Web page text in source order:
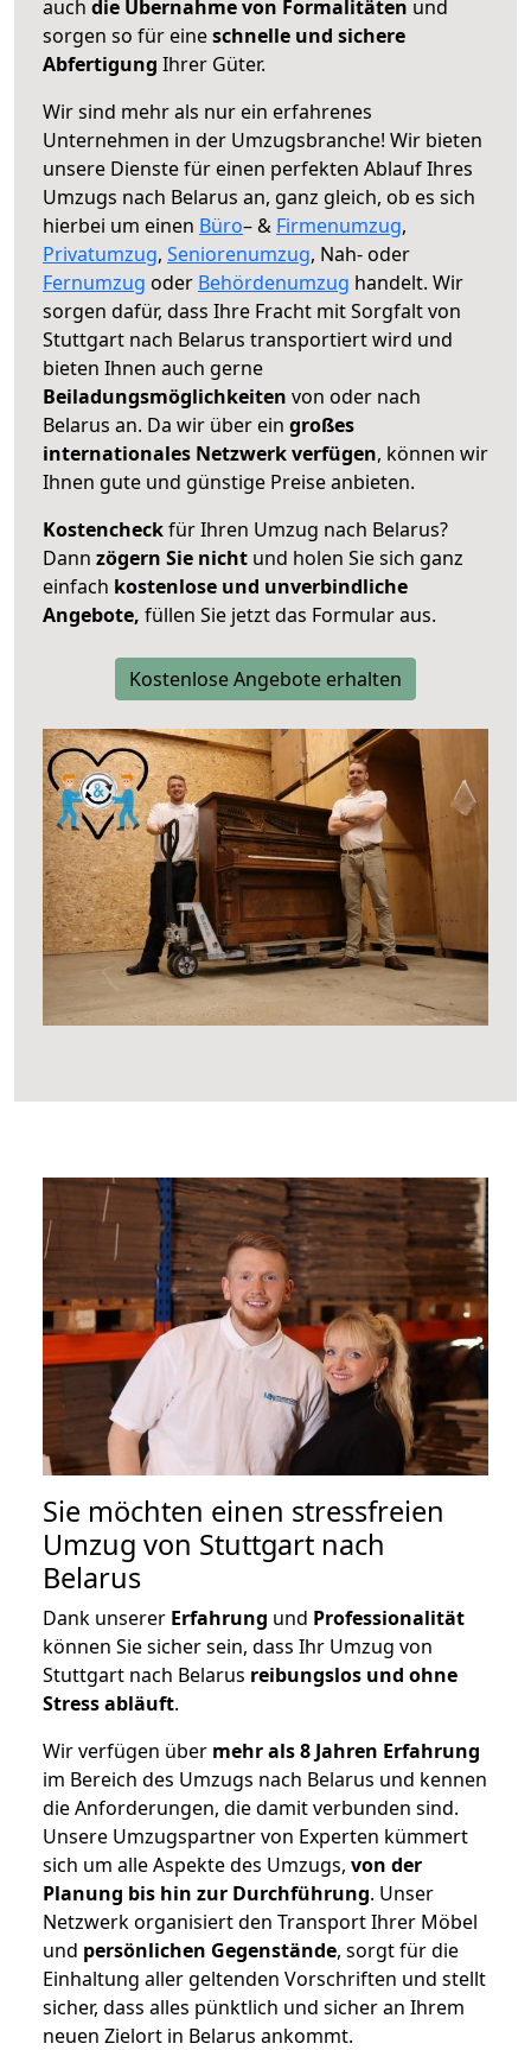
auch die Übernahme von Formalitäten und
sorgen so für eineschnelle und sichere
Abfertigung Ihrer Güter.
Wir sind mehr als nur ein erfahrenes
Unternehmen in der Umzugsbranche! Wir bieten
unsere Dienste für einen perfekten Ablauf Ihres
Umzugs nach Belarus an, ganz gleich, ob es sich
hierbei um einen Büro– & Firmenumzug,
Privatumzug, Seniorenumzug, Nah- oder
Fernumzug oder Behördenumzug handelt. Wir
sorgen dafür, dass Ihre Fracht mit Sorgfalt von
Stuttgart nach Belarus transportiert wird und
bieten Ihnen auch gerne
Beiladungsmöglichkeiten von oder nach
Belarus an. Da wir über ein großes
internationales Netzwerk verfügen, können wir
Ihnen gute und günstige Preise anbieten.
Kostencheckfür Ihren Umzug nach Belarus?
Dann zögern Sie nicht und holen Sie sich ganz
einfach kostenlose und unverbindliche
Angebote, füllen Sie jetzt das Formular aus.
Kostenlose Angebote erhalten
Sie möchten einen stressfreien
Umzug von Stuttgart nach
Belarus
Dank unserer Erfahrung und Professionalität
können Sie sicher sein, dass Ihr Umzug von
Stuttgart nach Belarus reibungslos und ohne
Stress abläuft.
Wir verfügen über mehr als 8 Jahren Erfahrung
im Bereich des Umzugs nach Belarus und kennen
die Anforderungen, die damit verbunden sind.
Unsere Umzugspartner von Experten kümmert
sich um alle Aspekte des Umzugs, von der
Planung bis hin zur Durchführung. Unser
Netzwerk organisiert den Transport Ihrer Möbel
und persönlichen Gegenstände, sorgt für die
Einhaltung aller geltenden Vorschriften und stellt
sicher, dass alles pünktlich und sicher an Ihrem
neuen Zielort in Belarus ankommt.